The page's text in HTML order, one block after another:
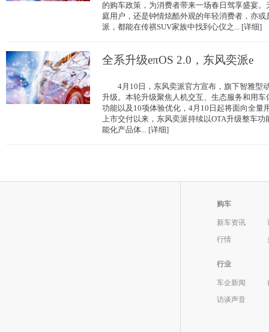
的购车政策，为消费者带来一场春日驾享盛宴
庭用户，还是钟情炫酷外观的年轻消费者，亦
派，都能在传祺SUV家族中找到心仪之... [详细]
全系升级eπOS 2.0，东风奕派e
4月10日，东风奕派官方宣布，旗下智雅型动
升级。本轮升级聚焦人机交互、生态服务和用
功能以及10项体验优化，4月10日起将面向全
上市交付以来，东风奕派持续以OTA升级整车
能化产品体... [详细]
购车
新车资讯
行情
行业
车企新闻
访谈声音